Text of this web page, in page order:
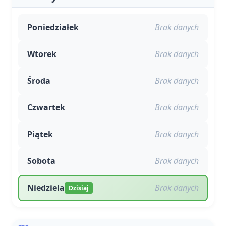
Poniedziałek Brak danych
Wtorek Brak danych
Środa Brak danych
Czwartek Brak danych
Piątek Brak danych
Sobota Brak danych
Niedziela Dzisiaj Brak danych